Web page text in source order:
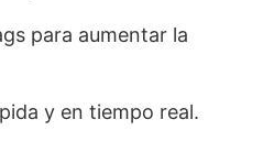
para aumentar la
y en tiempo real.